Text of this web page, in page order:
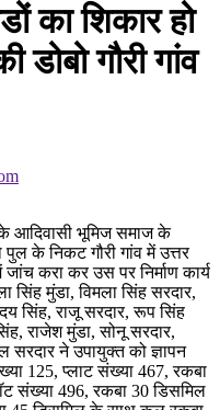
का शिकार हो
गौरी गांव
के आदिवासी भूमिज समाज के
पुल के निकट गौरी गांव में उत्तर
करा कर उस पर निर्माण कार्य
सिंह मुंडा, विमला सिंह सरदार,
सिंह, राजू सरदार, रूप सिंह
राजेश मुंडा, सोनू सरदार,
ने उपायुक्त को ज्ञापन
125, प्लाट संख्या 467, रकबा
संख्या 496, रकबा 30 डिसमिल